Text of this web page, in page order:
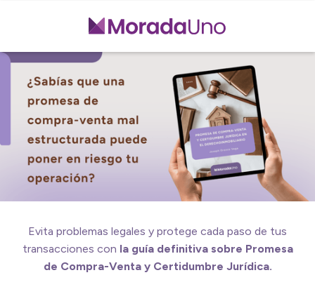
Evita problemas legales y protege cada paso de tus
transacciones con la guía definitiva sobre Promesa
de Compra-Venta y Certidumbre Jurídica.